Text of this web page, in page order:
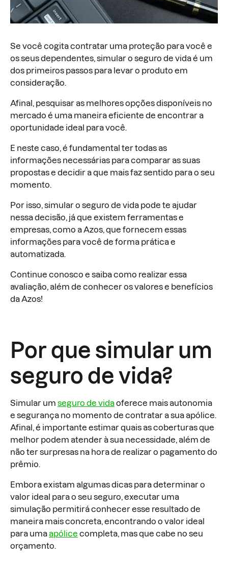
Se você cogita contratar uma proteção para você e
os seus dependentes, simular o seguro de vida é um
dos primeiros passos para levar o produto em
consideração.
Afinal, pesquisar as melhores opções disponíveis no
mercado é uma maneira eficiente de encontrar a
oportunidade ideal para você.
E neste caso, é fundamental ter todas as
informações necessárias para comparar as suas
propostas e decidir a que mais faz sentido para o seu
momento.
Por isso, simular o seguro de vida pode te ajudar
nessa decisão, já que existem ferramentas e
empresas, como a Azos, que fornecem essas
informações para você de forma prática e
automatizada.
Continue conosco e saiba como realizar essa
avaliação, além de conhecer os valores e benefícios
da Azos!
Por que simular um
seguro de vida?
Simular um seguro de vidaoferece mais autonomia
e segurança no momento de contratar a sua apólice.
Afinal, é importante estimar quais as coberturas que
melhor podem atender à sua necessidade, além de
não ter surpresas na hora de realizar o pagamento do
prêmio.
Embora existam algumas dicas para determinar o
valor ideal para o seu seguro, executar uma
simulação permitirá conhecer esse resultado de
maneira mais concreta, encontrando o valor ideal
para umaapólice completa, mas que cabe no seu
orçamento.